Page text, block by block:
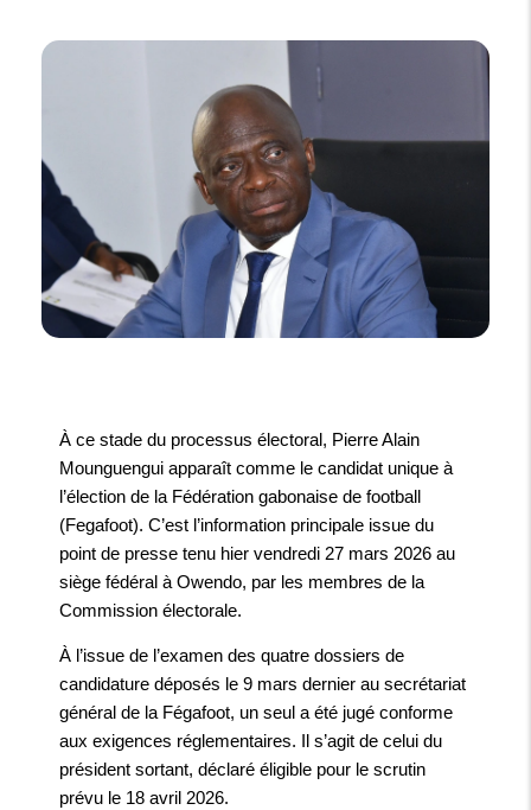
À ce stade du processus électoral, Pierre Alain
Mounguengui apparaît comme le candidat unique à
l’élection de la Fédération gabonaise de football
(Fegafoot). C’est l’information principale issue du
point de presse tenu hier vendredi 27 mars 2026 au
siège fédéral à Owendo, par les membres de la
Commission électorale.
À l’issue de l’examen des quatre dossiers de
candidature déposés le 9 mars dernier au secrétariat
général de la Fégafoot, un seul a été jugé conforme
aux exigences réglementaires. Il s’agit de celui du
président sortant, déclaré éligible pour le scrutin
prévu le 18 avril 2026.